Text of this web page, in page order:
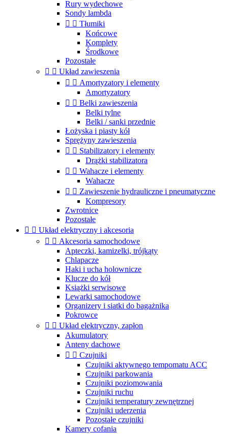
Rury wydechowe
Sondy lambda
  Tłumiki
Końcowe
Komplety
Środkowe
Pozostałe
  Układ zawieszenia
  Amortyzatory i elementy
Amortyzatory
  Belki zawieszenia
Belki tylne
Belki / sanki przednie
Łożyska i piasty kół
Sprężyny zawieszenia
  Stabilizatory i elementy
Drążki stabilizatora
  Wahacze i elementy
Wahacze
  Zawieszenie hydrauliczne i pneumatyczne
Kompresory
Zwrotnice
Pozostałe
  Układ elektryczny i akcesoria
  Akcesoria samochodowe
Apteczki, kamizelki, trójkąty
Chlapacze
Haki i ucha holownicze
Klucze do kół
Książki serwisowe
Lewarki samochodowe
Organizery i siatki do bagażnika
Pokrowce
  Układ elektryczny, zapłon
Akumulatory
Anteny dachowe
  Czujniki
Czujniki aktywnego tempomatu ACC
Czujniki parkowania
Czujniki poziomowania
Czujniki ruchu
Czujniki temperatury zewnętrznej
Czujniki uderzenia
Pozostałe czujniki
Kamery cofania